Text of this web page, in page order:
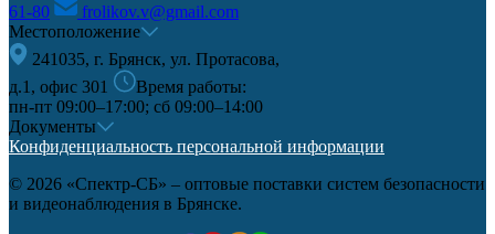
61-80
frolikov.v@gmail.com
Местоположение
241035, г. Брянск, ул. Протасова,
д.1, офис 301
Время работы:
пн-пт 09:00–17:00; сб 09:00–14:00
Документы
Конфиденциальность персональной информации
© 2026 «Спектр-СБ» – оптовые поставки систем безопасности
и видеонаблюдения в Брянске.